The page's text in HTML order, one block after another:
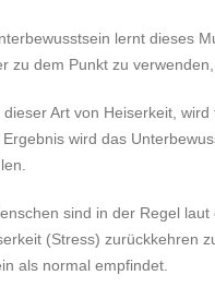
lernt dieses
zu dem Punkt zu
dieser Art von Heiserkeit,
wird das
sind in der Regel
(Stress) zurückkehren
als normal empfindet.